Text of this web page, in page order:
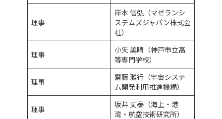
理事
岸本 信弘（マゼランシ
ステムズジャパン株式会
社）
理事
小矢 美晴（神戸市立高
等専門学校）
理事
齋藤 雅行（宇宙システ
ム開発利用推進機構）
理事
坂井 丈泰（海上・港
湾・航空技術研究所）